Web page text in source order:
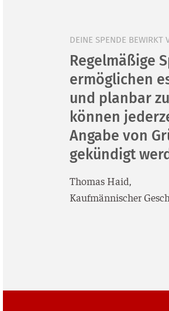
DEINE SPENDE BEWIRKT
Regelmäßige
ermöglichen
und planbar
können
Angabe von
gekündigt
Tho­mas Haid,
Kauf­män­ni­scher